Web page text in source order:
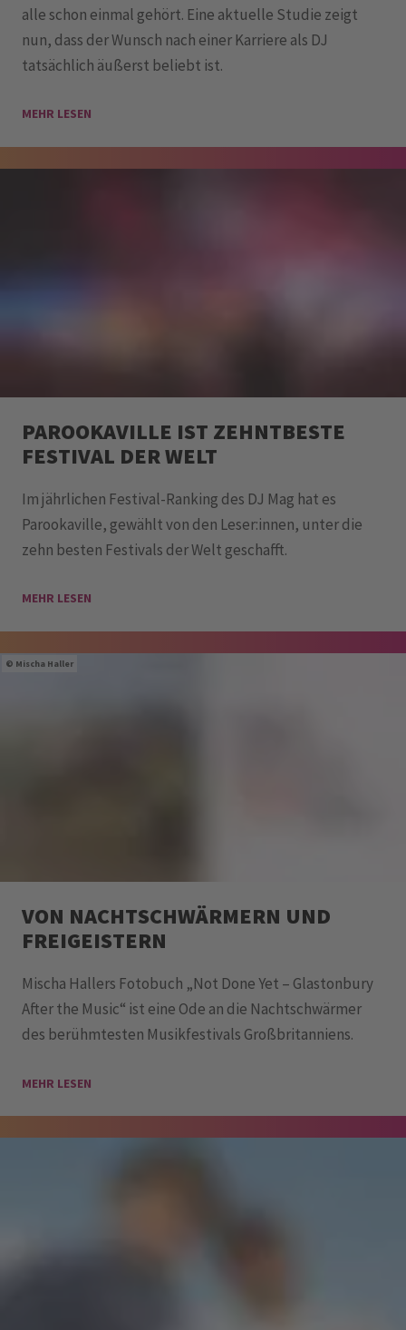
alle schon einmal gehört. Eine aktuelle Studie zeigt
nun, dass der Wunsch nach einer Karriere als DJ
tatsächlich äußerst beliebt ist.
MEHR LESEN
PAROOKAVILLE IST ZEHNTBESTE
FESTIVAL DER WELT
Im jährlichen Festival-Ranking des DJ Mag hat es
Parookaville, gewählt von den Leser:innen, unter die
zehn besten Festivals der Welt geschafft.
MEHR LESEN
Mischa Haller
VON NACHTSCHWÄRMERN UND
FREIGEISTERN
Mischa Hallers Fotobuch „Not Done Yet – Glastonbury
After the Music“ ist eine Ode an die Nachtschwärmer
des berühmtesten Musikfestivals Großbritanniens.
MEHR LESEN